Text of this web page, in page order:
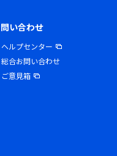
い合わせ
ヘルプセンター
総合お問い合わせ
ご意見箱